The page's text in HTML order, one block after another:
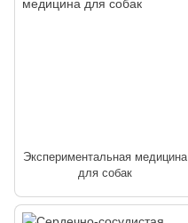
Экспериментальная медицина
для собак